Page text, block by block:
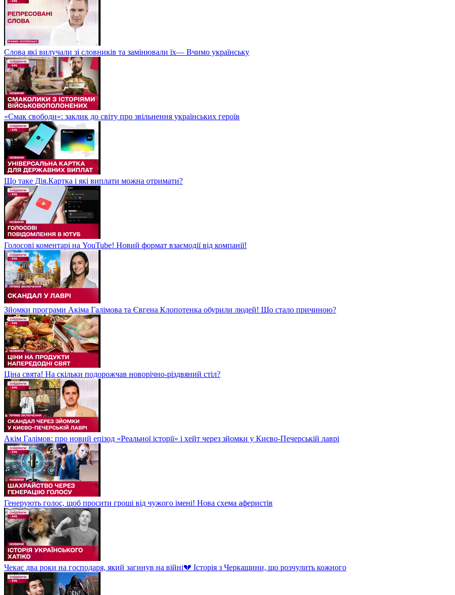
Слова які вилучали зі словників та замінювали їх— Вчимо українську
«Смак свободи»: заклик до світу про звільнення українських героїв
Що таке Дія.Картка і які виплати можна отримати?
Голосові коментарі на YouTube! Новий формат взаємодії від компанії!
Зйомки програми Акіма Галімова та Євгена Клопотенка обурили людей! Що стало причиною?
Ціна свята! На скільки подорожчав новорічно-різдвяний стіл?
Акім Галімов: про новий епізод «Реальної історії» і хейт через зйомки у Києво-Печерській лаврі
Генерують голос, щоб просити гроші від чужого імені! Нова схема аферистів
Чекає два роки на господаря, який загинув на війні💔 Історія з Черкащини, що розчулить кожного